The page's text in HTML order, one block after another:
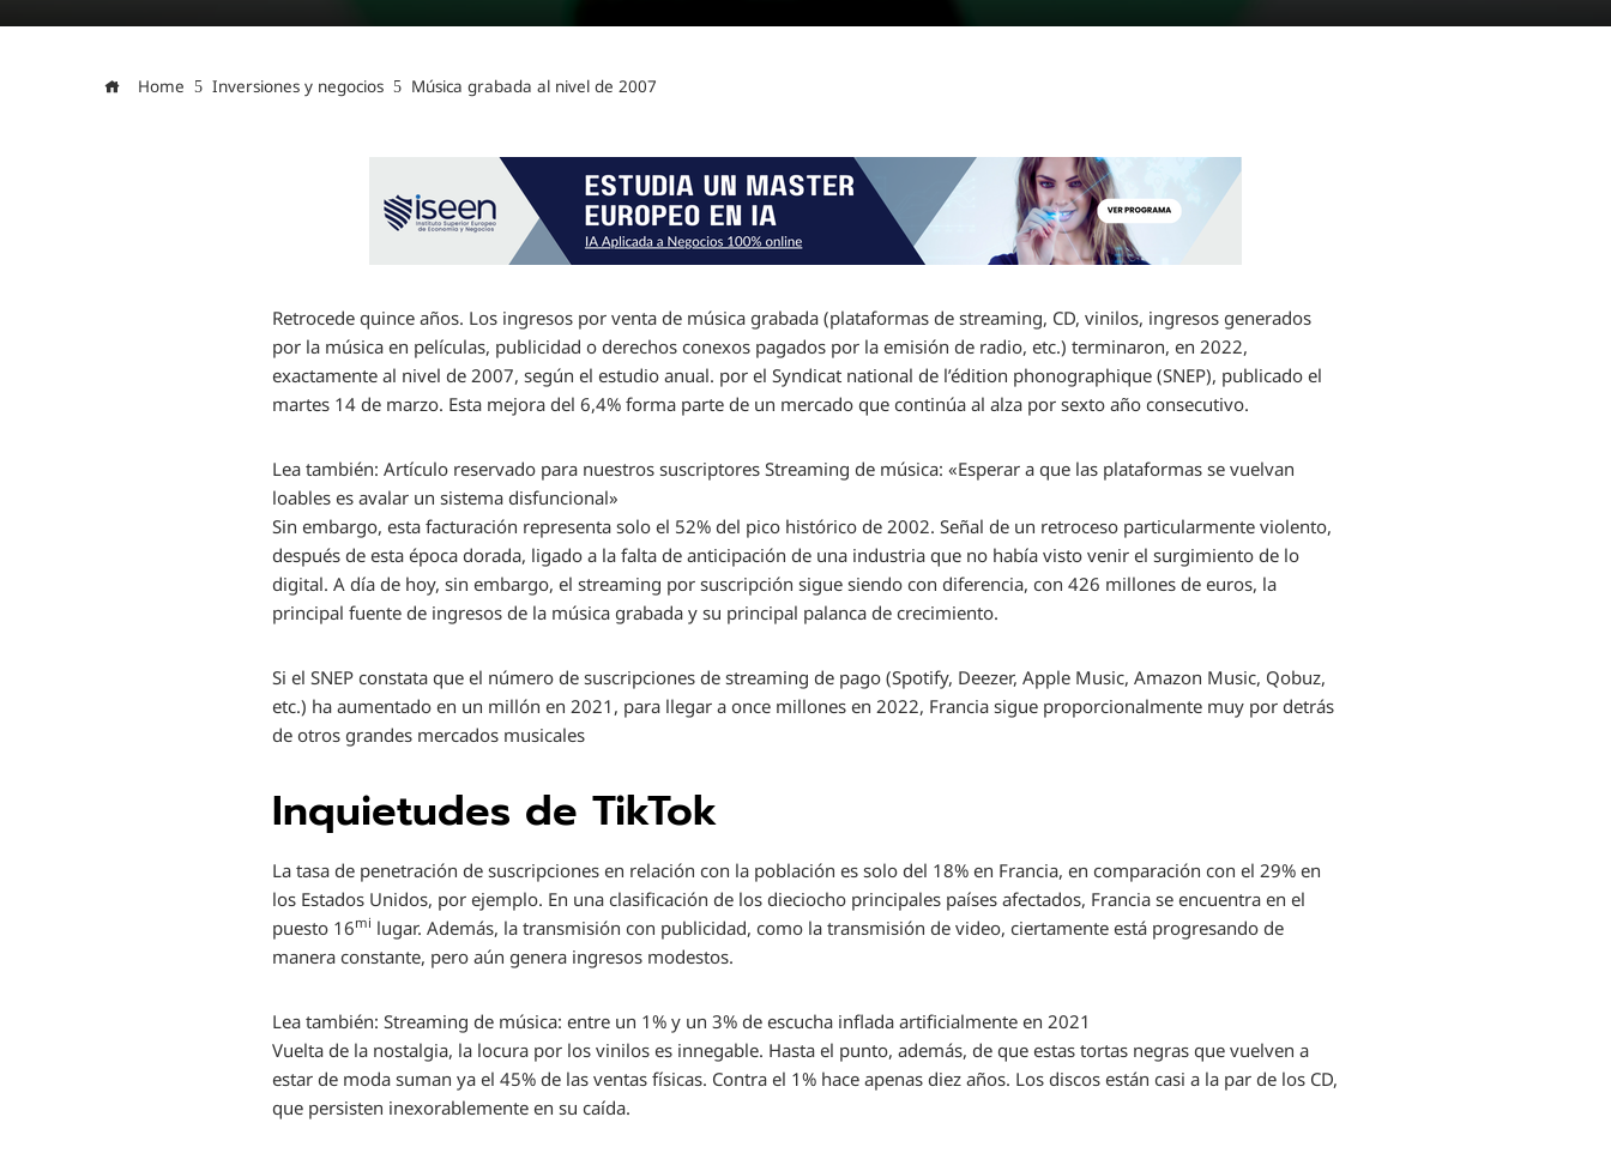
Home Inversiones y negocios Música grabada al nivel de 2007
Retrocede quince años. Los ingresos por venta de música grabada (plataformas de streaming, CD, vinilos, ingresos generados
por la música en películas, publicidad o derechos conexos pagados por la emisión de radio, etc.) terminaron, en 2022,
exactamente al nivel de 2007, según el estudio anual. por el Syndicat national de l’édition phonographique (SNEP), publicado el
martes 14 de marzo. Esta mejora del 6,4% forma parte de un mercado que continúa al alza por sexto año consecutivo.
Lea también: Artículo reservado para nuestros suscriptores Streaming de música: «Esperar a que las plataformas se vuelvan
loables es avalar un sistema disfuncional»
Sin embargo, esta facturación representa solo el 52% del pico histórico de 2002. Señal de un retroceso particularmente violento,
después de esta época dorada, ligado a la falta de anticipación de una industria que no había visto venir el surgimiento de lo
digital. A día de hoy, sin embargo, el streaming por suscripción sigue siendo con diferencia, con 426 millones de euros, la
principal fuente de ingresos de la música grabada y su principal palanca de crecimiento.
Si el SNEP constata que el número de suscripciones de streaming de pago (Spotify, Deezer, Apple Music, Amazon Music, Qobuz,
etc.) ha aumentado en un millón en 2021, para llegar a once millones en 2022, Francia sigue proporcionalmente muy por detrás
de otros grandes mercados musicales
Inquietudes de TikTok
La tasa de penetración de suscripciones en relación con la población es solo del 18% en Francia, en comparación con el 29% en
los Estados Unidos, por ejemplo. En una clasificación de los dieciocho principales países afectados, Francia se encuentra en el
puesto 16mi lugar. Además, la transmisión con publicidad, como la transmisión de video, ciertamente está progresando de
manera constante, pero aún genera ingresos modestos.
Lea también: Streaming de música: entre un 1% y un 3% de escucha inflada artificialmente en 2021
Vuelta de la nostalgia, la locura por los vinilos es innegable. Hasta el punto, además, de que estas tortas negras que vuelven a
estar de moda suman ya el 45% de las ventas físicas. Contra el 1% hace apenas diez años. Los discos están casi a la par de los CD,
que persisten inexorablemente en su caída.